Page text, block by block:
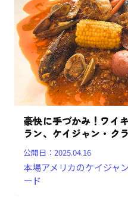
豪快に手づかみ！ワイ
ラン、ケイジャン・ク
公開日：2025.04.16
本場アメリカのケイジャ
ード